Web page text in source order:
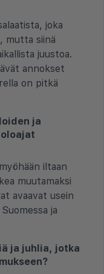
joka
mutta siinä
juustoa.
annokset
on pitkä
ja
iltaan
muutamaksi
avaavat usein
ja
ja juhlia, jotka